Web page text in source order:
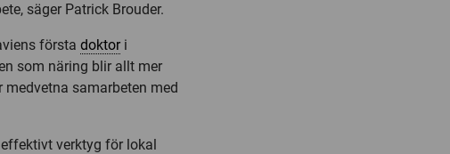
säger Patrick Brouder.
första doktori
som näring blir allt mer
samarbeten med
verktyg för lokal